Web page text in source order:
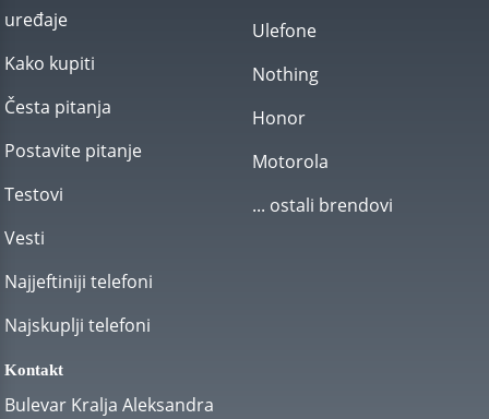
uređaje
Kako kupiti
Česta pitanja
Postavite pitanje
Testovi
Vesti
Najjeftiniji telefoni
Najskuplji telefoni
Ulefone
Nothing
Honor
Motorola
... ostali brendovi
Kontakt
Bulevar Kralja Aleksandra